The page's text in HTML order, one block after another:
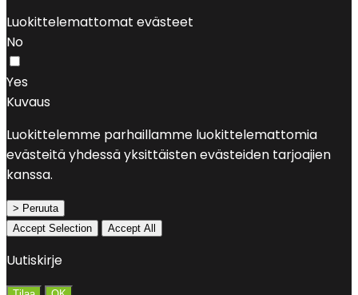
Luokittelemattomat evästeet
No
Yes
Kuvaus
Luokittelemme parhaillamme luokittelemattomia
evästeitä yhdessä yksittäisten evästeiden tarjoajien
kanssa.
> Peruuta
Accept Selection
Accept All
Uutiskirje